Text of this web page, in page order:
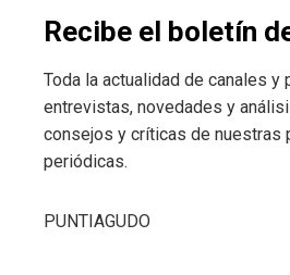
Recibe el boletín
Toda la actualidad de canales y
entrevistas, novedades y
consejos y críticas de nuestras
periódicas.
PUNTIAGUDO